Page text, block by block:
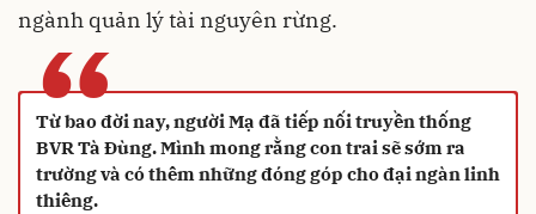
ngành quản lý tài nguyên rừng.
“
Từ bao đời nay, người Mạ đã tiếp nối truyền thống
BVR Tà Đùng. Mình mong rằng con trai sẽ sớm ra
trường và có thêm những đóng góp cho đại ngàn linh
thiêng.